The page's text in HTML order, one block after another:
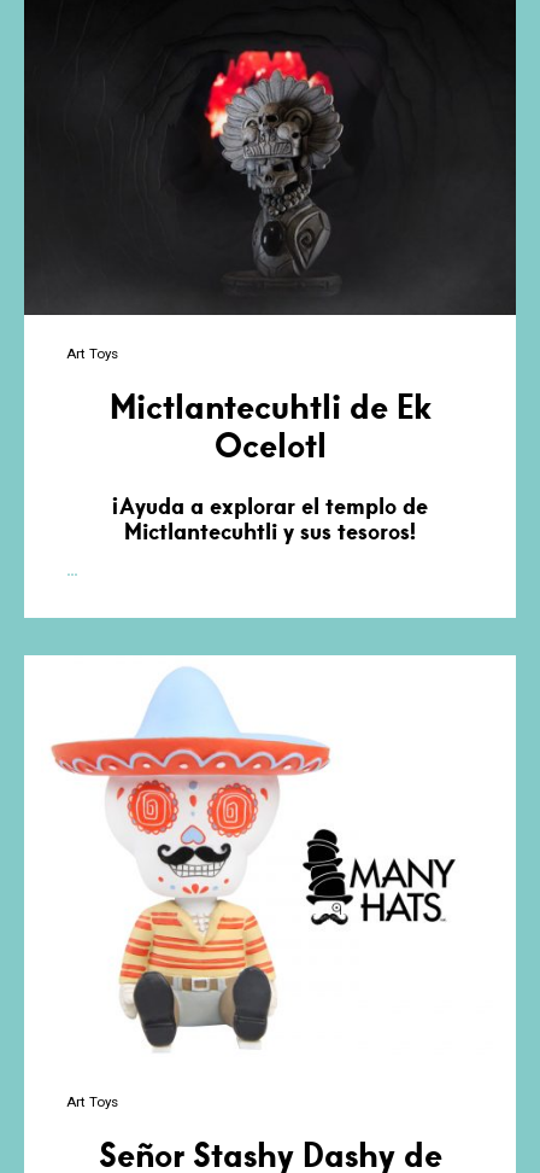
Art Toys
Mictlantecuhtli de Ek
Ocelotl
¡Ayuda a explorar el templo de
Mictlantecuhtli y sus tesoros!
…
Ek
Ocelotl
Art Toys
Señor Stashy Dashy de